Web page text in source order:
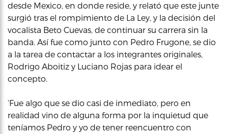
desde Mexico, en donde reside, y relató que este junte
surgió tras el rompimiento de La Ley, y la decisión del
vocalista Beto Cuevas, de continuar su carrera sin la
banda. Así fue como junto con Pedro Frugone, se dio
a la tarea de contactar a los integrantes originales,
Rodrigo Aboitiz y Luciano Rojas para idear el
concepto.
‘Fue algo que se dio casi de inmediato, pero en
realidad vino de alguna forma por la inquietud que
teníamos Pedro y yo de tener reencuentro con